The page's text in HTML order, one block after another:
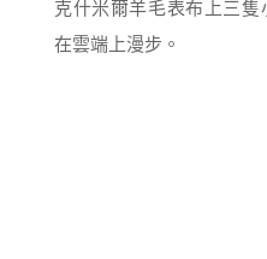
克什米爾羊毛表布上三
在雲端上漫步。